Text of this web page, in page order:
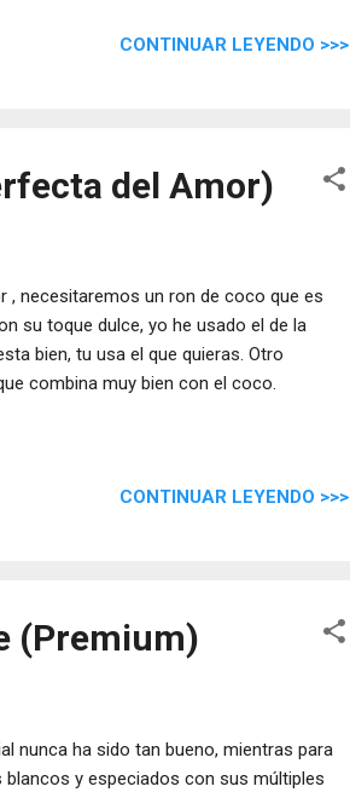
CONTINUAR LEYENDO >>>
del Amor)
, necesitaremos un ron de coco que es
su toque dulce, yo he usado el de la
bien, tu usa el que quieras. Otro
combina muy bien con el coco.
CONTINUAR LEYENDO >>>
(Premium)
nunca ha sido tan bueno, mientras para
y especiados con sus múltiples